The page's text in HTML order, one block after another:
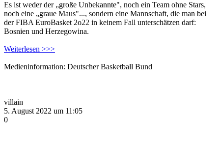
Es ist weder der „große Unbekannte", noch ein Team ohne Stars,
noch eine „graue Maus"..., sondern eine Mannschaft, die man bei
der FIBA EuroBasket 2o22 in keinem Fall unterschätzen darf:
Bosnien und Herzegowina.
Weiterlesen >>>
Medieninformation: Deutscher Basketball Bund
villain
5. August 2022 um 11:05
0